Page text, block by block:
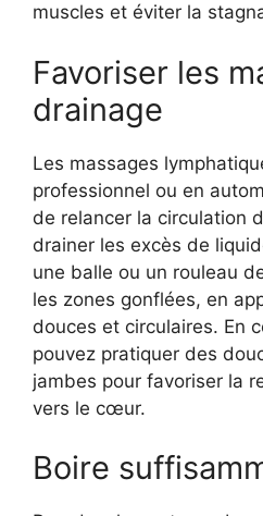
muscles et éviter la
Favoriser les
drainage
Les massages
professionnel ou en
de relancer la circulation
drainer les excès de
une balle ou un rouleau
les zones gonflées, en
douces et circulaires. En
pouvez pratiquer des
jambes pour favoriser la
vers le cœur.
Boire